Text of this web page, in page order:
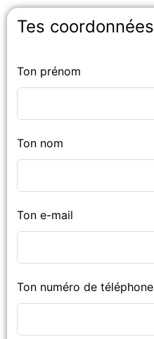
Tes coordonnées
Ton prénom
Ton nom
Ton e-mail
Ton numéro de téléphone